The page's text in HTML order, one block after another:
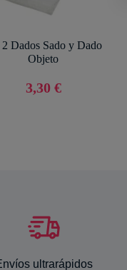
2 Dados Sado y Dado
Objeto
3,30 €
ultrarápidos